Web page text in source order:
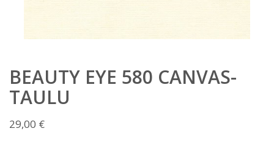
BEAUTY EYE 580 CANVAS-
TAULU
29,00 €